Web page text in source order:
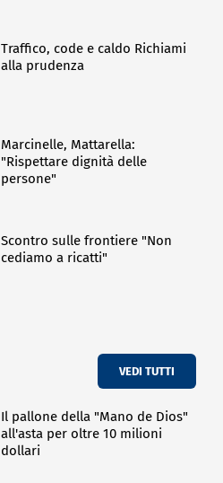
Traffico, code e caldo Richiami
alla prudenza
Marcinelle, Mattarella:
"Rispettare dignità delle
persone"
Scontro sulle frontiere "Non
cediamo a ricatti"
VEDI TUTTI
Il pallone della "Mano de Dios"
all'asta per oltre 10 milioni
dollari